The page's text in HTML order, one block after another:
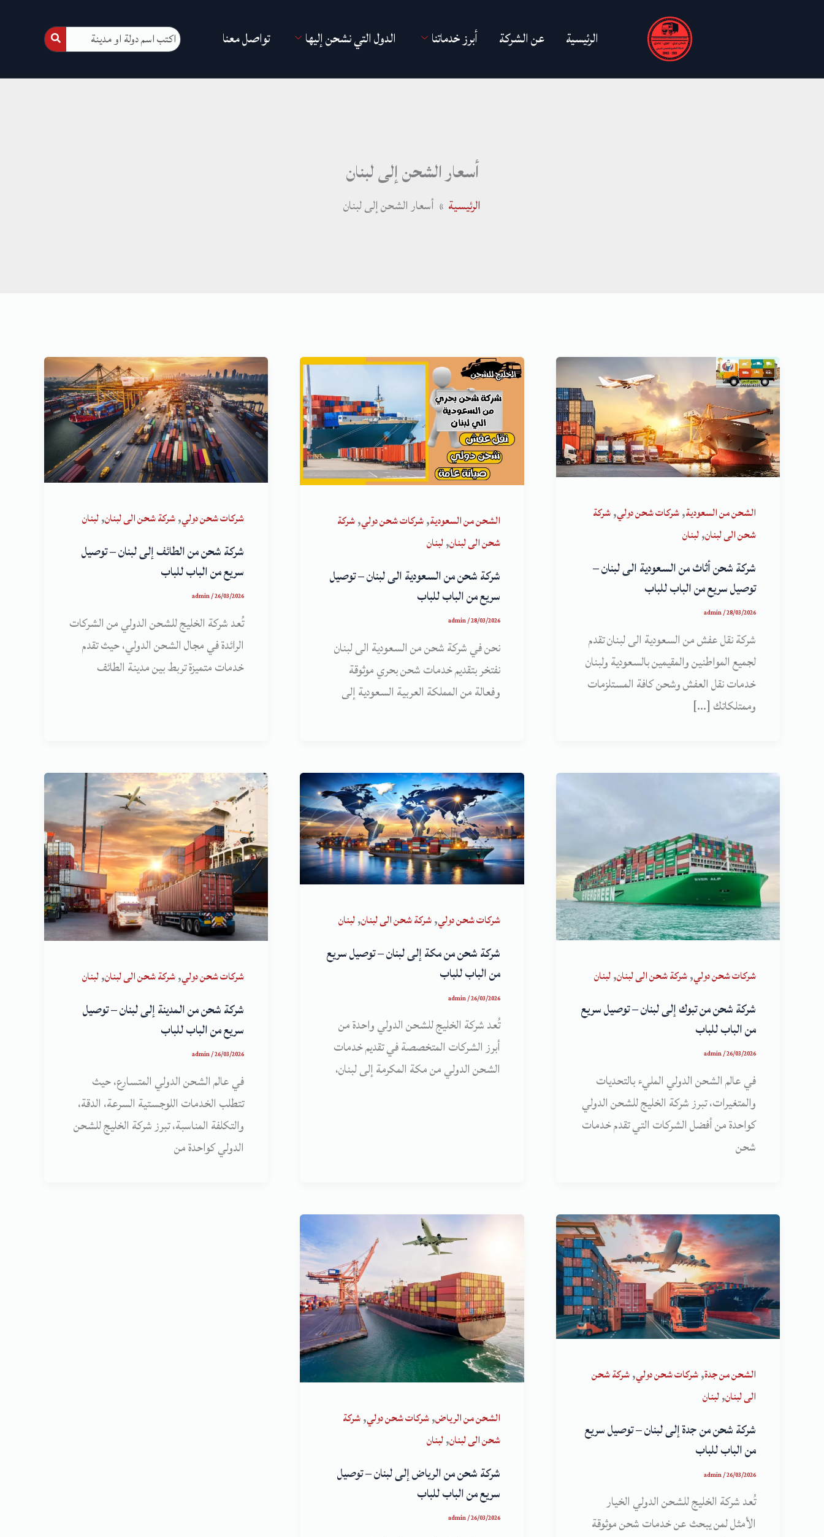
الرئيسية عن الشركة أبرز خدماتنا الدول التي نشحن إليها تواصل معنا
أسعار الشحن إلى لبنان
الرئيسية أسعار الشحن إلى لبنان
الشحن من السعودية,شركات شحن دولي,شركة
شحن الى لبنان,لبنان
شركة شحن أثاث من السعودية الى لبنان –
توصيل سريع من الباب للباب
admin/28/03/2026
شركة نقل عفش من السعودية الى لبنان تقدم
لجميع المواطنين والمقيمين بالسعودية ولبنان
خدمات نقل العفش وشحن كافة المستلزمات
وممتلكاتك […]
الشحن من السعودية,شركات شحن دولي,شركة
شحن الى لبنان,لبنان
شركة شحن من السعودية الى لبنان – توصيل
سريع من الباب للباب
admin/28/03/2026
نحن في شركة شحن من السعودية الى لبنان
نفتخر بتقديم خدمات شحن بحري موثوقة
وفعالة من المملكة العربية السعودية إلى
شركات شحن دولي,شركة شحن الى لبنان,لبنان
شركة شحن من الطائف إلى لبنان – توصيل
سريع من الباب للباب
admin/26/03/2026
تُعد شركة الخليج للشحن الدولي من الشركات
الرائدة في مجال الشحن الدولي، حيث تقدم
خدمات متميزة تربط بين مدينة الطائف
شركات شحن دولي,شركة شحن الى لبنان,لبنان
شركة شحن من تبوك إلى لبنان – توصيل سريع
من الباب للباب
admin/26/03/2026
في عالم الشحن الدولي المليء بالتحديات
والمتغيرات، تبرز شركة الخليج للشحن الدولي
كواحدة من أفضل الشركات التي تقدم خدمات
شحن
شركات شحن دولي,شركة شحن الى لبنان,لبنان
شركة شحن من مكة إلى لبنان – توصيل سريع
من الباب للباب
admin/26/03/2026
تُعد شركة الخليج للشحن الدولي واحدة من
أبرز الشركات المتخصصة في تقديم خدمات
الشحن الدولي من مكة المكرمة إلى لبنان،
شركات شحن دولي,شركة شحن الى لبنان,لبنان
شركة شحن من المدينة إلى لبنان – توصيل
سريع من الباب للباب
admin/26/03/2026
في عالم الشحن الدولي المتسارع، حيث
تتطلب الخدمات اللوجستية السرعة، الدقة،
والتكلفة المناسبة، تبرز شركة الخليج للشحن
الدولي كواحدة من
الشحن من جدة,شركات شحن دولي,شركة شحن
الى لبنان,لبنان
شركة شحن من جدة إلى لبنان – توصيل سريع
من الباب للباب
admin/26/03/2026
تُعد شركة الخليج للشحن الدولي الخيار
الأمثل لمن يبحث عن خدمات شحن موثوقة
الشحن من الرياض,شركات شحن دولي,شركة
شحن الى لبنان,لبنان
شركة شحن من الرياض إلى لبنان – توصيل
سريع من الباب للباب
admin/26/03/2026